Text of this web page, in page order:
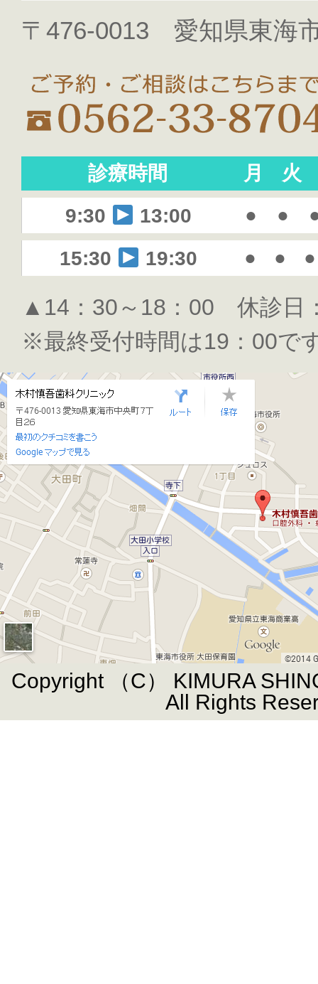
〒476-0013 愛知県東海
診療時間 月
火
9:30
13:00 ● ●
15:30
19:30 ● ● ●
▲14：30～18：00 休診日
※最終受付時間は19：00で
Copyright （C） KIMURA
All Rights